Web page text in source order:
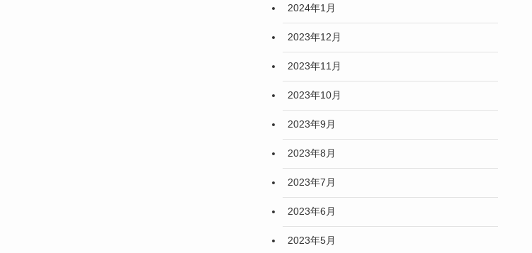
2024年1月
2023年12月
2023年11月
2023年10月
2023年9月
2023年8月
2023年7月
2023年6月
2023年5月